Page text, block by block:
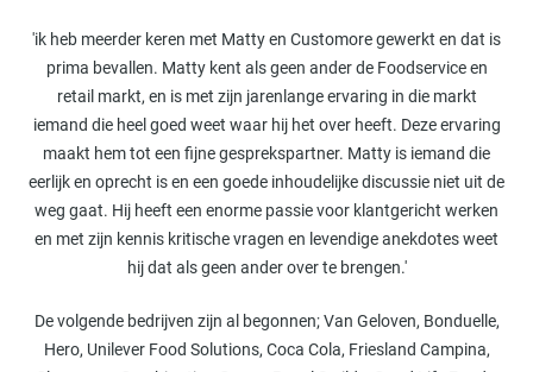
'ik heb meerder keren met Matty en Customore gewerkt en dat is
prima bevallen. Matty kent als geen ander de Foodservice en
retail markt, en is met zijn jarenlange ervaring in die markt
iemand die heel goed weet waar hij het over heeft. Deze ervaring
maakt hem tot een fijne gesprekspartner. Matty is iemand die
eerlijk en oprecht is en een goede inhoudelijke discussie niet uit de
weg gaat. Hij heeft een enorme passie voor klantgericht werken
en met zijn kennis kritische vragen en levendige anekdotes weet
hij dat als geen ander over te brengen.'
De volgende bedrijven zijn al begonnen; Van Geloven, Bonduelle,
Hero, Unilever Food Solutions, Coca Cola, Friesland Campina,